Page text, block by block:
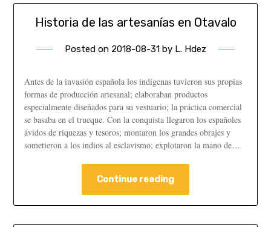
Historia de las artesanías en Otavalo
Posted on 2018-08-31 by L. Hdez
Antes de la invasión española los indígenas tuvieron sus propias
formas de producción artesanal; elaboraban productos
especialmente diseñados para su vestuario; la práctica comercial
se basaba en el trueque. Con la conquista llegaron los españoles
ávidos de riquezas y tesoros; montaron los grandes obrajes y
sometieron a los indios al esclavismo; explotaron la mano de…
Continue reading